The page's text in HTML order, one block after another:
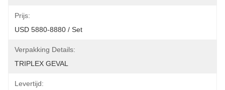
Prijs:
USD 5880-8880 / Set
Verpakking Details:
TRIPLEX GEVAL
Levertijd: